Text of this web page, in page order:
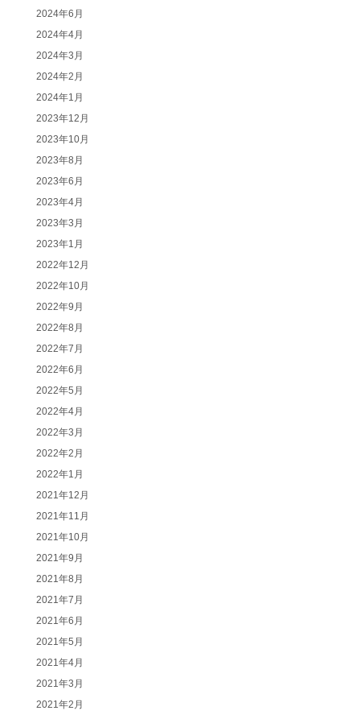
2024年6月
2024年4月
2024年3月
2024年2月
2024年1月
2023年12月
2023年10月
2023年8月
2023年6月
2023年4月
2023年3月
2023年1月
2022年12月
2022年10月
2022年9月
2022年8月
2022年7月
2022年6月
2022年5月
2022年4月
2022年3月
2022年2月
2022年1月
2021年12月
2021年11月
2021年10月
2021年9月
2021年8月
2021年7月
2021年6月
2021年5月
2021年4月
2021年3月
2021年2月